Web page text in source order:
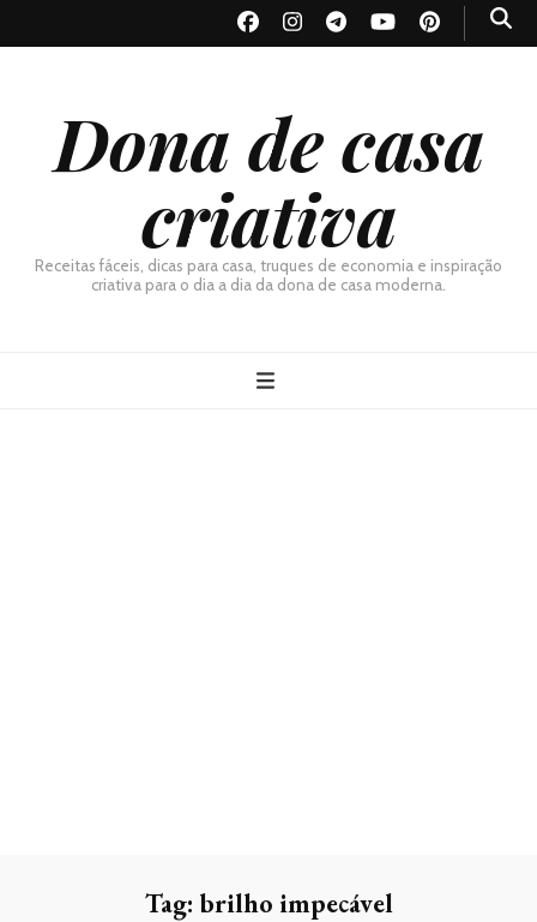
Dona de casa
criativa
Receitas fáceis, dicas para casa, truques de economia e inspiração
criativa para o dia a dia da dona de casa moderna.
Tag: brilho impecável